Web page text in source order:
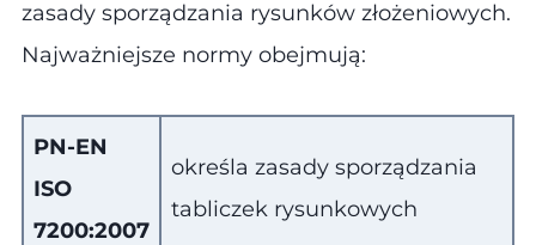
zasady sporządzania rysunków złożeniowych.
Najważniejsze normy obejmują​:
PN-EN
ISO
7200:2007
określa zasady sporządzania
tabliczek rysunkowych